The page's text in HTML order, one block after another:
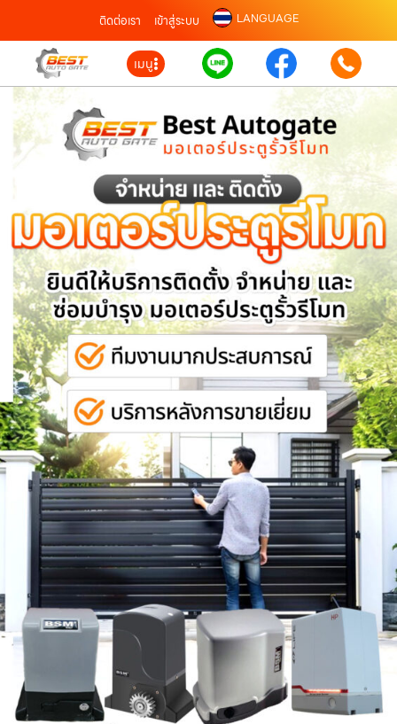
ติดต่อเรา เข้าสู่ระบบ LANGUAGE
เมนู